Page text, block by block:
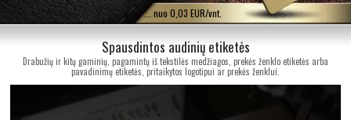
... nuo 0,03 EUR/vnt.
Spausdintos audinių etiketės
Drabužių ir kitų gaminių, pagamintų iš tekstilės medžiagos, prekės ženklo etiketės arba
pavadinimų etiketės, pritaikytos logotipui ar prekės ženklui.